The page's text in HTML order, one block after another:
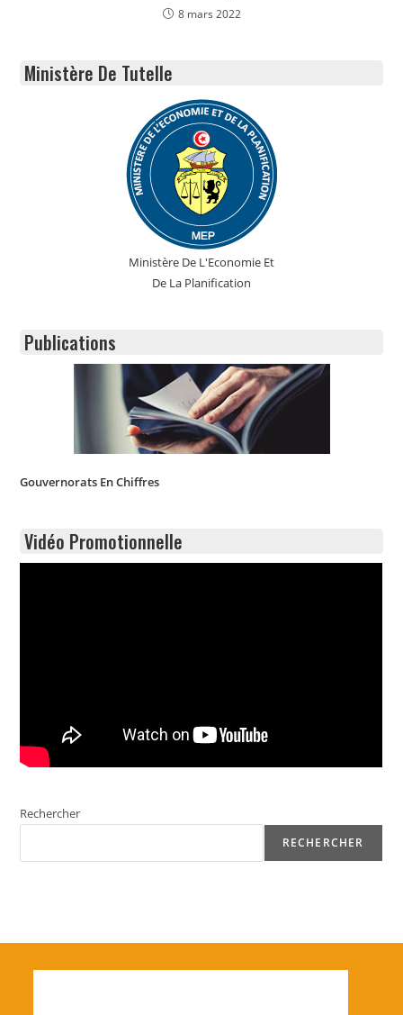
8 mars 2022
Ministère De Tutelle
Ministère De L'Economie Et
De La Planification
Publications
Gouvernorats En Chiffres
Vidéo Promotionnelle
Rechercher
RECHERCHER